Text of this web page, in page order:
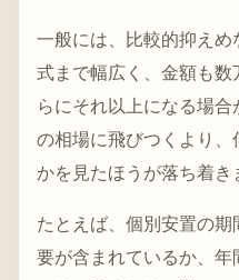
一般には、比較的抑え
式まで幅広く、金額も数
らにそれ以上になる場
の相場に飛びつくより
かを見たほうが落ち着き
たとえば、個別安置の
要が含まれているか、